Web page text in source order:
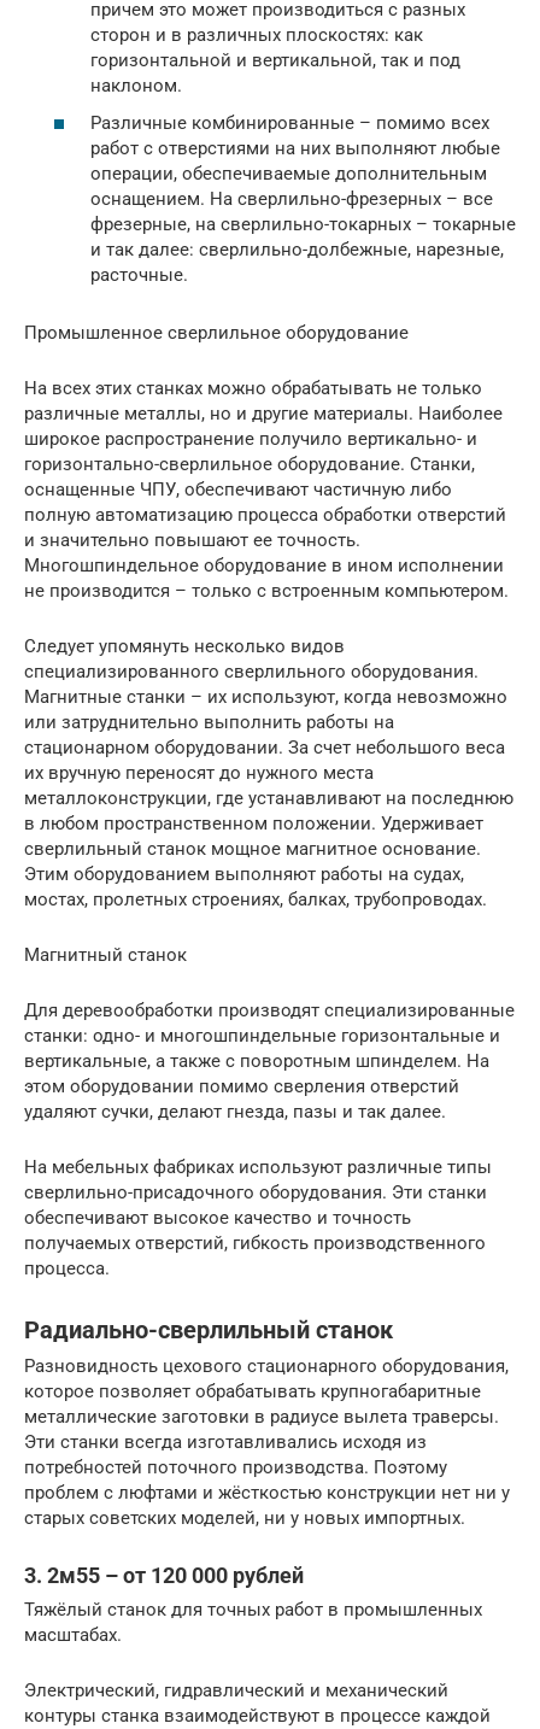
причем это может производиться с разных
сторон и в различных плоскостях: как
горизонтальной и вертикальной, так и под
наклоном.
Различные комбинированные – помимо всех
работ с отверстиями на них выполняют любые
операции, обеспечиваемые дополнительным
оснащением. На сверлильно-фрезерных – все
фрезерные, на сверлильно-токарных – токарные
и так далее: сверлильно-долбежные, нарезные,
расточные.
Промышленное сверлильное оборудование
На всех этих станках можно обрабатывать не только
различные металлы, но и другие материалы. Наиболее
широкое распространение получило вертикально- и
горизонтально-сверлильное оборудование. Станки,
оснащенные ЧПУ, обеспечивают частичную либо
полную автоматизацию процесса обработки отверстий
и значительно повышают ее точность.
Многошпиндельное оборудование в ином исполнении
не производится – только с встроенным компьютером.
Следует упомянуть несколько видов
специализированного сверлильного оборудования.
Магнитные станки – их используют, когда невозможно
или затруднительно выполнить работы на
стационарном оборудовании. За счет небольшого веса
их вручную переносят до нужного места
металлоконструкции, где устанавливают на последнюю
в любом пространственном положении. Удерживает
сверлильный станок мощное магнитное основание.
Этим оборудованием выполняют работы на судах,
мостах, пролетных строениях, балках, трубопроводах.
Магнитный станок
Для деревообработки производят специализированные
станки: одно- и многошпиндельные горизонтальные и
вертикальные, а также с поворотным шпинделем. На
этом оборудовании помимо сверления отверстий
удаляют сучки, делают гнезда, пазы и так далее.
На мебельных фабриках используют различные типы
сверлильно-присадочного оборудования. Эти станки
обеспечивают высокое качество и точность
получаемых отверстий, гибкость производственного
процесса.
Радиально-сверлильный станок
Разновидность цехового стационарного оборудования,
которое позволяет обрабатывать крупногабаритные
металлические заготовки в радиусе вылета траверсы.
Эти станки всегда изготавливались исходя из
потребностей поточного производства. Поэтому
проблем с люфтами и жёсткостью конструкции нет ни у
старых советских моделей, ни у новых импортных.
3. 2м55 – от 120 000 рублей
Тяжёлый станок для точных работ в промышленных
масштабах.
Электрический, гидравлический и механический
контуры станка взаимодействуют в процессе каждой